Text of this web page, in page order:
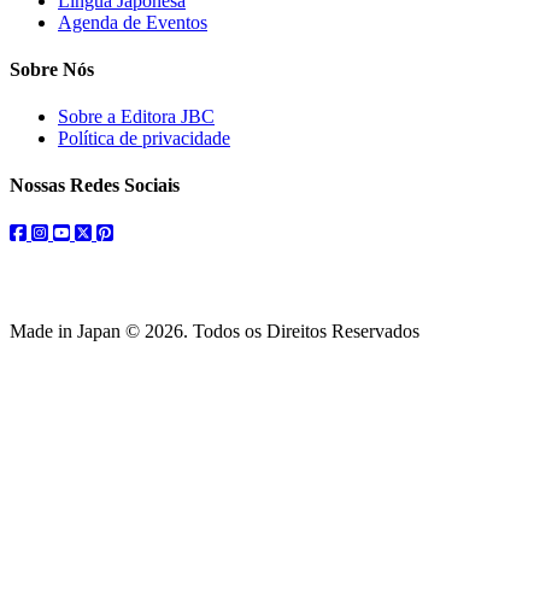
Agenda de Eventos
Sobre Nós
Sobre a Editora JBC
Política de privacidade
Nossas Redes Sociais
facebook
instagram
youtube
twitterpinterest
Made in Japan © 2026. Todos os Direitos Reservados